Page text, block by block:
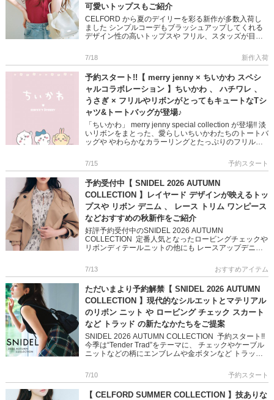
可愛いトップスもご紹介
CELFORD から夏のデイリーを彩る新作が多数入荷し
ました シンプルコーデもブラッシュアップしてくれる
デザイン性の高いトップスや フリル、スタッズが目を
エーション豊富に […]
7/18 新作入荷
予約スタート!!【 merry jenny × ちいかわ スペシ
ャルコラボレーション 】ちいかわ 、 ハチワレ 、
うさぎ × フリルやリボンがとってもキュートなTシ
ャツ&トートバッグが登場♪
「ちいかわ」 merry jenny special collection が登場!! 淡
いリボンをまとった、愛らしいちいかわたちのトートバ
ッグや やわらかなカラーリングとたっぷりのフリルが
7/15 予約スタート
予約受付中【 SNIDEL 2026 AUTUMN
COLLECTION 】レイヤード デザインが映えるトッ
プスや リボン デニム 、 レース トリム ワンピース
などおすすめの秋新作をご紹介
好評予約受付中のSNIDEL 2026 AUTUMN
COLLECTION 定番人気となったロービングチェックや
リボンディテールニットの他にも レースアップデニム
なアイ […]
7/13 おすすめアイテム
ただいまより予約解禁【 SNIDEL 2026 AUTUMN
COLLECTION 】現代的なシルエットとマテリアル
のリボン ニット や ロービング チェック スカート
など トラッド の新たなかたちをご提案
SNIDEL 2026 AUTUMN COLLECTION 予約スタート!!
今季は“Tender Trad”をテーマに、 チェックやケーブル
ニットなどの柄にエンブレムや金ボタンなど トラッド
7/10 予約スタート
【 CELFORD SUMMER COLLECTION 】技ありな